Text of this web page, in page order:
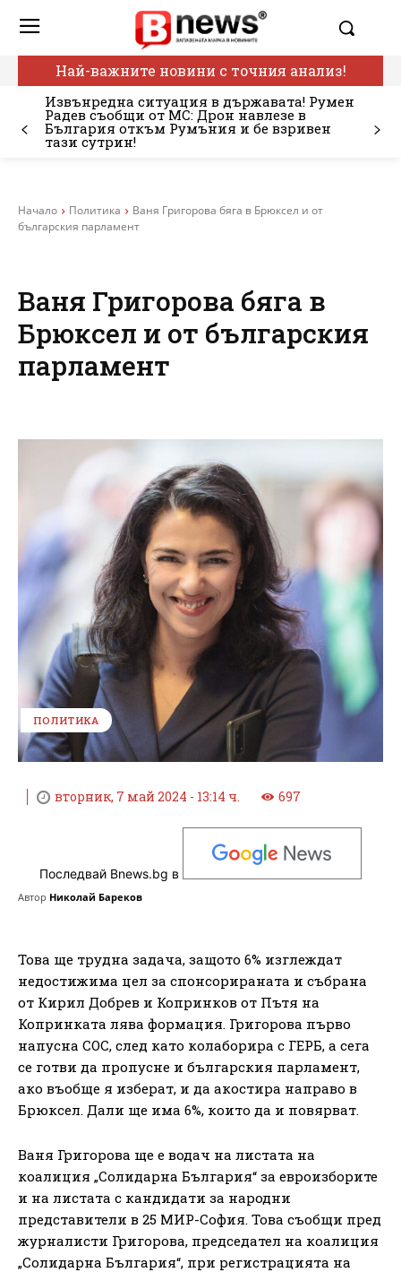
Най-важните новини с точния анализ!
Извънредна ситуация в държавата! Румен
Радев съобщи от МС: Дрон навлезе в
България откъм Румъния и бе взривен
тази сутрин!
Начало Политика
Ваня Григорова бяга в Брюксел и от
българския парламент
Ваня Григорова бяга в
Брюксел и от българския
парламент
ПОЛИТИКА
вторник, 7 май 2024 - 13:14 ч. 697
Последвай Bnews.bg в
Автор Николай Бареков
Това ще трудна задача, защото 6% изглеждат
недостижима цел за спонсорираната и събрана
от Кирил Добрев и Копринков от Пътя на
Копринката лява формация. Григорова първо
напусна СОС, след като колаборира с ГЕРБ, а сега
се готви да пропусне и българския парламент,
ако въобще я изберат, и да акостира направо в
Брюксел. Дали ще има 6%, които да и повярват.
Ваня Григорова ще е водач на листата на
коалиция „Солидарна България“ за евроизборите
и на листата с кандидати за народни
представители в 25 МИР-София. Това съобщи пред
журналисти Григорова, председател на коалиция
„Солидарна България“, при регистрацията на